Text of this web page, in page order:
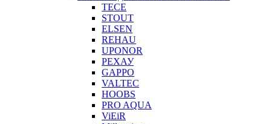
TECE
STOUT
ELSEN
REHAU
UPONOR
РЕХАУ
GAPPO
VALTEC
HOOBS
PRO AQUA
ViEiR